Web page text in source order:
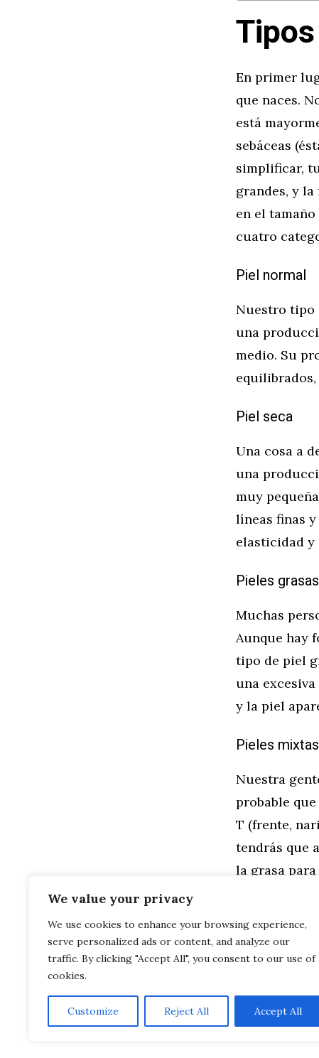
We value your privacy
We use cookies to enhance your browsing experience,
serve personalized ads or content, and analyze our
traffic. By clicking "Accept All", you consent to our use of
cookies.
Customize Reject All Accept All
En primer
que naces.
está
sebáceas
simplificar,
grandes, y
en el
cuatro
Piel normal
Nuestro tipo
una
medio. Su
Piel seca
Una cosa a
una
muy
líneas finas
elasticidad y
Pieles grasas
Muchas
Aunque hay
tipo de piel
una
y la piel
Pieles mixtas
Nuestra
probable
T (frente,
tendrás que
la grasa
Etiquetas
Belleza,
El